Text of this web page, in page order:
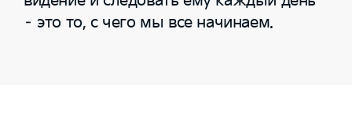
– это то, с чего мы все начинаем.